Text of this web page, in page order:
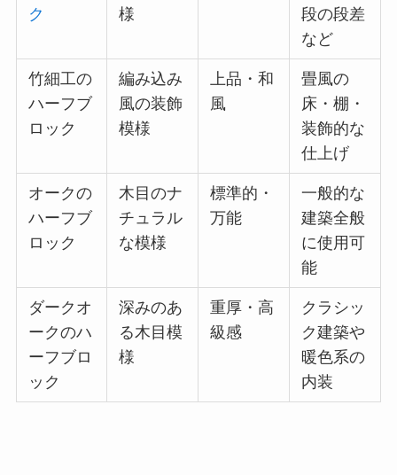
ク
様
段の段差
など
竹細工の
ハーフブ
ロック
編み込み
風の装飾
模様
上品・和
風
畳風の
床・棚・
装飾的な
仕上げ
オークの
ハーフブ
ロック
木目のナ
チュラル
な模様
標準的・
万能
一般的な
建築全般
に使用可
能
ダークオ
ークのハ
ーフブロ
ック
深みのあ
る木目模
様
重厚・高
級感
クラシッ
ク建築や
暖色系の
内装